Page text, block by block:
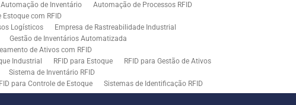
Automação de Inventário
Automação de Processos RFID
Estoque com RFID
Logísticos
Empresa de Rastreabilidade Industrial
Gestão de Inventários Automatizada
de Ativos com RFID
Industrial RFID para Estoque
RFID para Gestão de Ativos
Sistema de Inventário RFID
para Controle de Estoque
Sistemas de Identificação RFID
Soluções em Rastreamento RFID